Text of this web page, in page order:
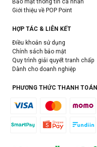
Bảo mật thông tin cá nhân
Giới thiệu về POP Point
HỢP TÁC & LIÊN KẾT
Điều khoản sử dụng
Chính sách bảo mật
Quy trình giải quyết tranh chấp
Dành cho doanh nghiệp
PHƯƠNG THỨC THANH TOÁN